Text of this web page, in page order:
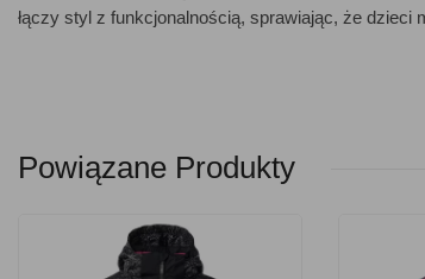
łączy styl z funkcjonalnością, sprawiając, że
Powiązane Produkty